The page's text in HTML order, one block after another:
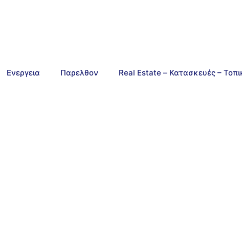
Ενεργεια Παρελθον Real Estate – Κατασκευές –